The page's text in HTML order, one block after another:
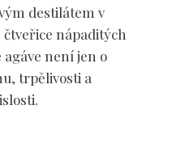
destilátem v
nápaditých
není jen o
trpělivosti a